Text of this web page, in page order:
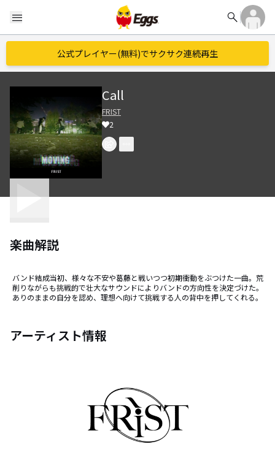
menu search
公式プレイヤー(無料)でサクサク連続再生
Call
FRIST
2
楽曲解説
バンド結成当初、様々な不安や葛藤と戦いつつ初期衝動をぶつけた一曲。荒
削りながらも挑戦的で壮大なサウンドによりバンドの方向性を決定づけた。
ありのままの自分を認め、理想へ向けて挑戦する人の背中を押してくれる。
アーティスト情報